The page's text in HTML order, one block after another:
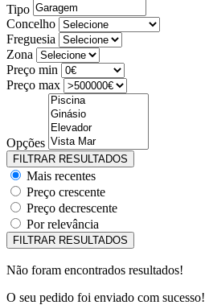
Tipo
Concelho
Freguesia
Zona
Preço min
Preço max
Opções
Mais recentes
Preço crescente
Preço decrescente
Por relevância
Não foram encontrados resultados!
O seu pedido foi enviado com sucesso!